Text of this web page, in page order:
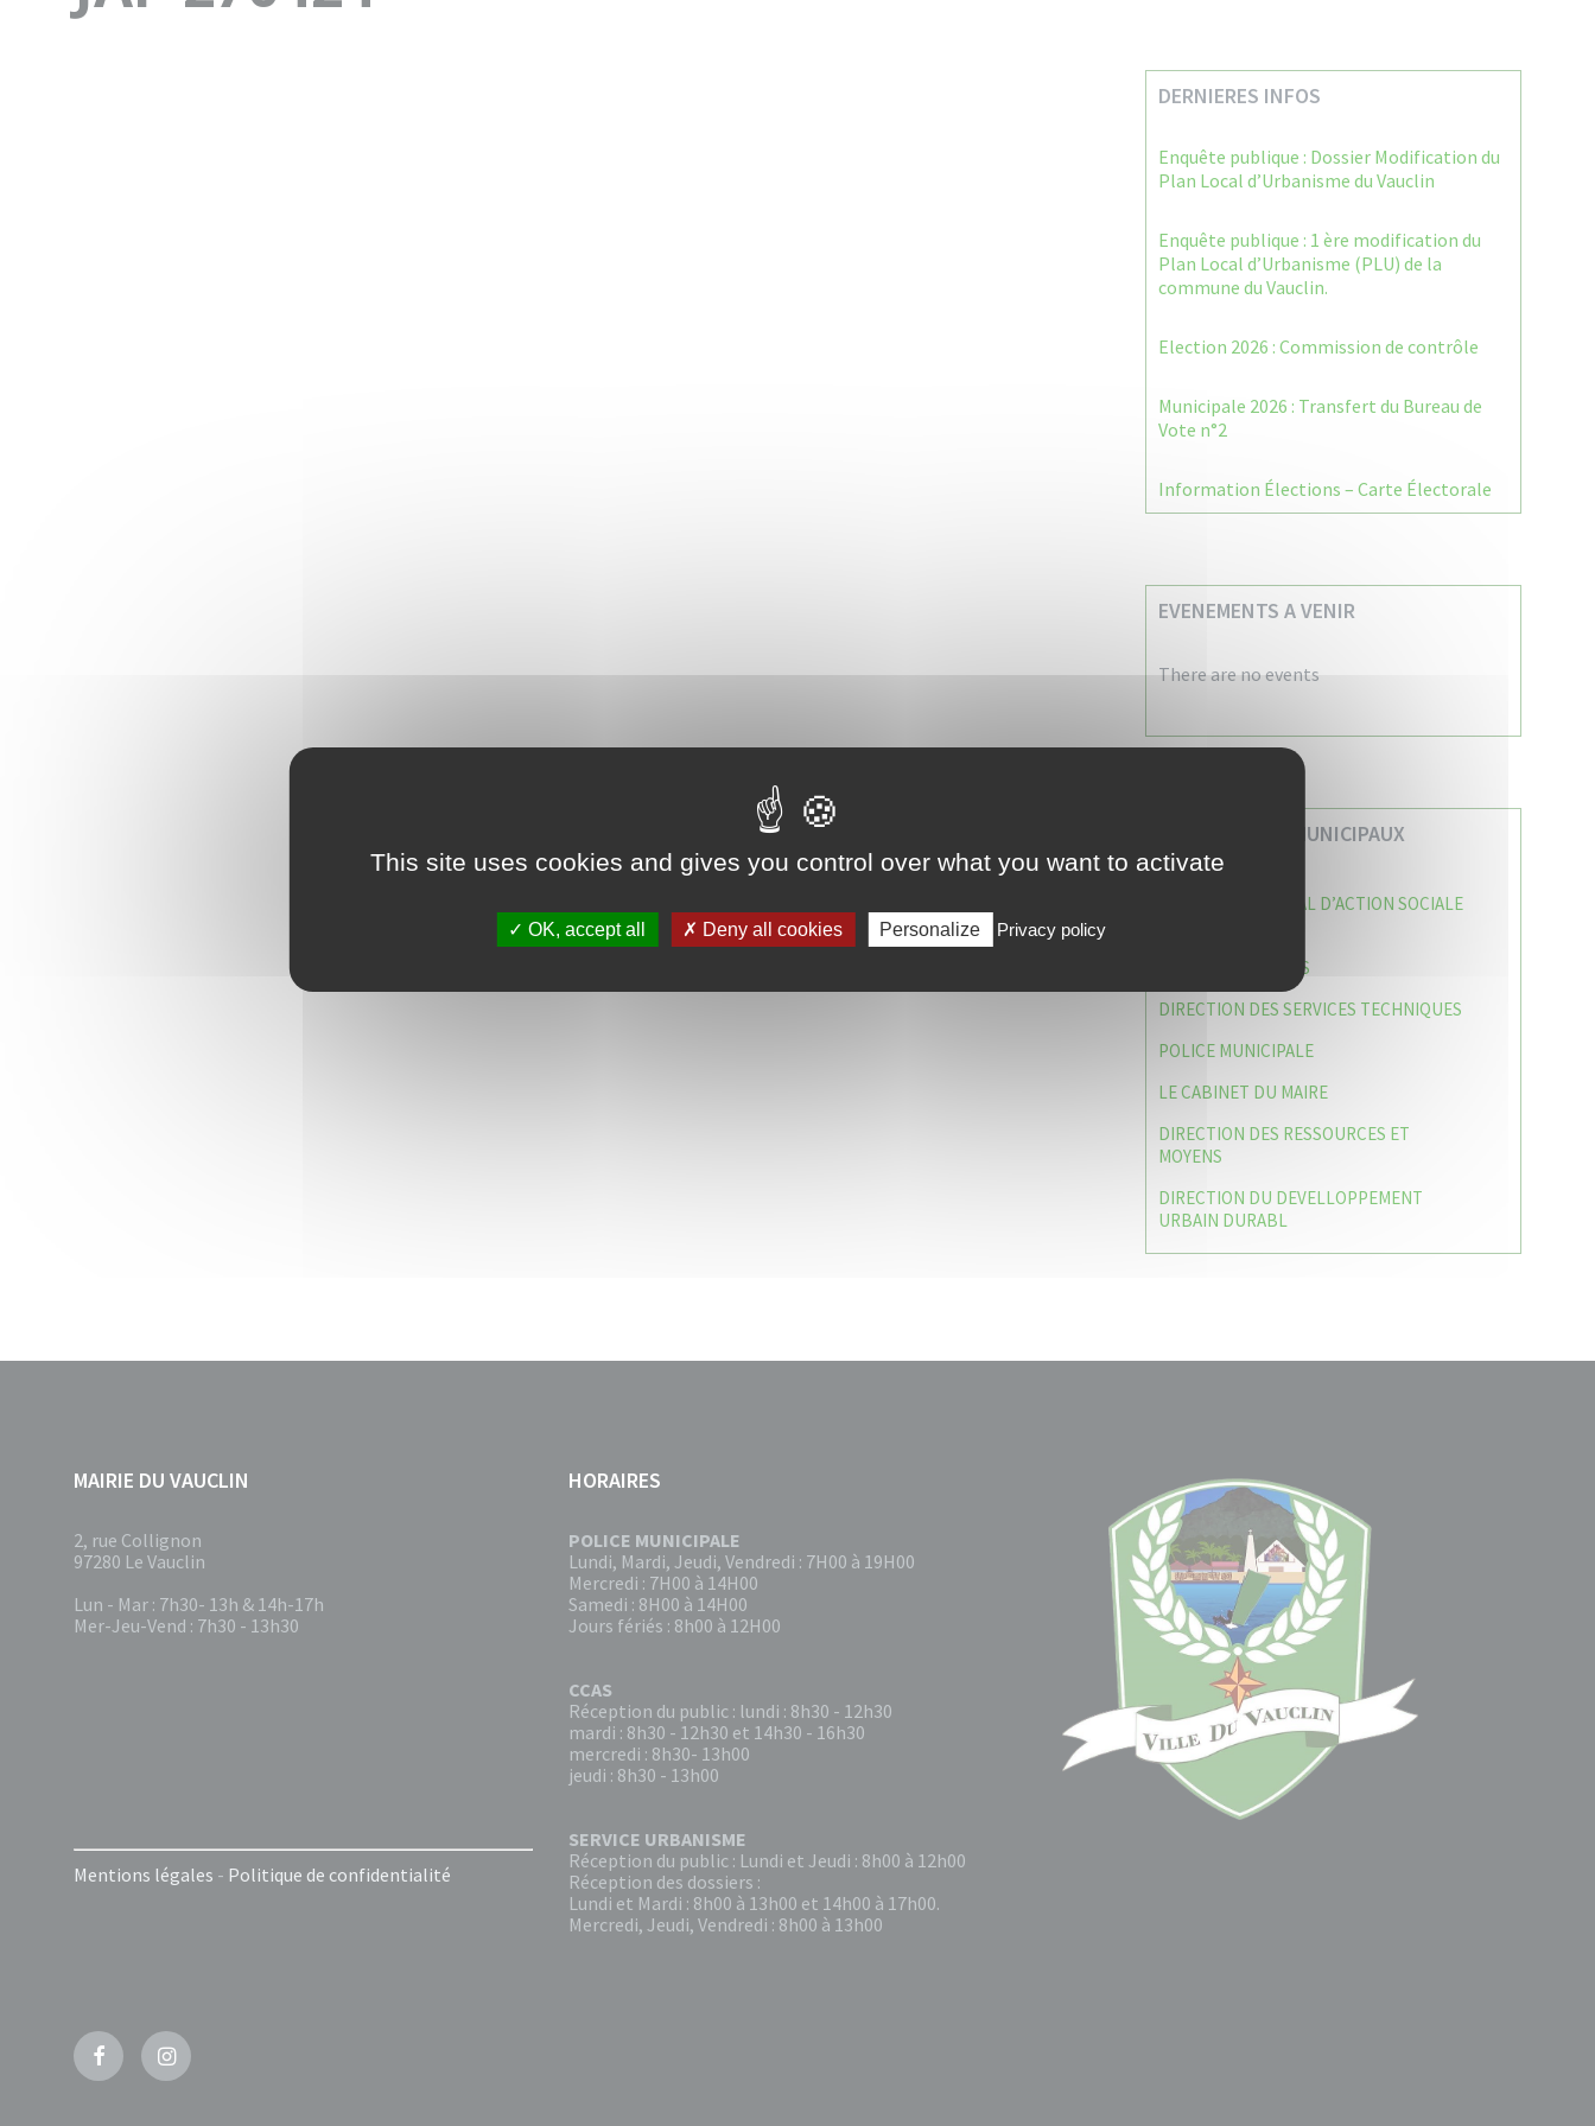
DERNIERES INFOS
Enquête publique : Dossier Modification du
Plan Local d’Urbanisme du Vauclin
Enquête publique : 1 ère modification du
Plan Local d’Urbanisme (PLU) de la
commune du Vauclin.
Election 2026 : Commission de contrôle
Municipale 2026 : Transfert du Bureau de
Vote n°2
Information Élections – Carte Électorale
EVENEMENTS A VENIR
There are no events
VOS SERVICES MUNICIPAUX
CENTRE COMMUNAL D’ACTION SOCIALE
CAISSE DES ÉCOLES
DIRECTION DES SERVICES TECHNIQUES
POLICE MUNICIPALE
LE CABINET DU MAIRE
DIRECTION DES RESSOURCES ET
MOYENS
DIRECTION DU DEVELLOPPEMENT
URBAIN DURABL
MAIRIE DU VAUCLIN
2, rue Collignon
97280 Le Vauclin
Lun - Mar : 7h30- 13h & 14h-17h
Mer-Jeu-Vend : 7h30 - 13h30
Mentions légales - Politique de confidentialité
HORAIRES
POLICE MUNICIPALE
Lundi, Mardi, Jeudi, Vendredi : 7H00 à 19H00
Mercredi : 7H00 à 14H00
Samedi : 8H00 à 14H00
Jours fériés : 8h00 à 12H00
CCAS
Réception du public : lundi : 8h30 - 12h30
mardi : 8h30 - 12h30 et 14h30 - 16h30
mercredi : 8h30- 13h00
jeudi : 8h30 - 13h00
SERVICE URBANISME
Réception du public : Lundi et Jeudi : 8h00 à 12h00
Réception des dossiers :
Lundi et Mardi : 8h00 à 13h00 et 14h00 à 17h00.
Mercredi, Jeudi, Vendredi : 8h00 à 13h00
FacebookInstagram
This site uses cookies and gives you control over what you want to activate
OK, accept all Deny all cookies Personalize Privacy policy